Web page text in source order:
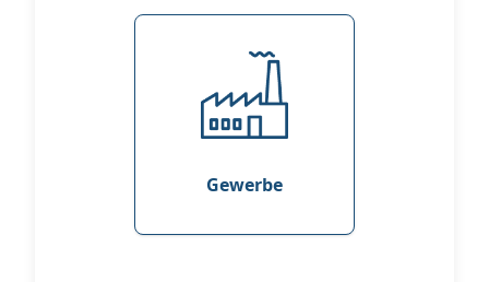
Gewerbe